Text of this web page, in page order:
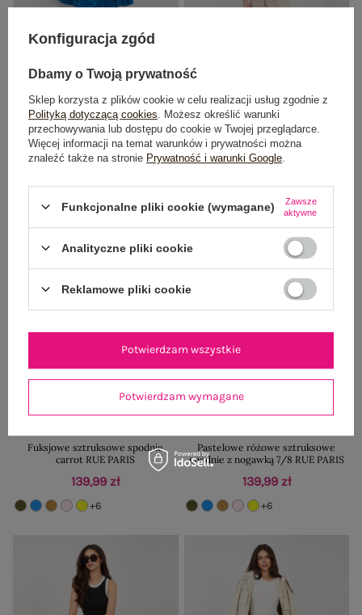
Kobaltowe sztruksowe spodnie ze
zwężaną nogawką RUE PARIS
139,99 zł
+6
Jasnobeżowe sztruksowe spodnie
marchewki RUE PARIS
139,99 zł
+6
Fuksjowe sztruksowe spodnie
carrot RUE PARIS
139,99 zł
+6
Pastelowe różowe sztruksowe
spodnie z nogawką 7/8 RUE PARIS
139,99 zł
+6
Konfiguracja zgód
Dbamy o Twoją prywatność
Sklep korzysta z plików cookie w celu realizacji usług zgodnie z
Polityką dotyczącą cookies . Możesz określić warunki
przechowywania lub dostępu do cookie w Twojej przeglądarce.
Więcej informacji na temat warunków i prywatności można
znaleźć także na stronie Prywatność i warunki Google
Funkcjonalne pliki cookie (wymagane)
Zawsze
aktywne
Analityczne pliki cookie
Reklamowe pliki cookie
Potwierdzam wymagane
Potwierdzam wszystkie